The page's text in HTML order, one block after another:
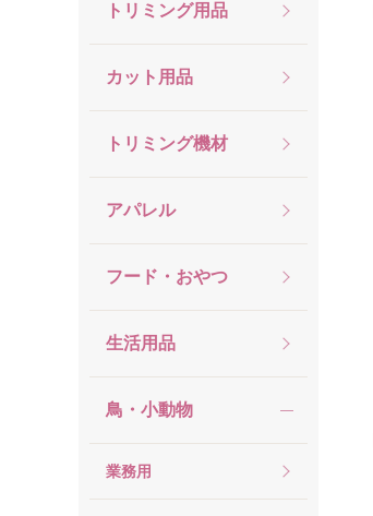
トリミング用品
カット用品
トリミング機材
アパレル
フード・おやつ
生活用品
鳥・小動物
業務用